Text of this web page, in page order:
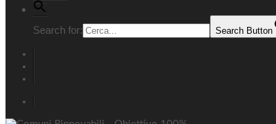
Search for: Search Button